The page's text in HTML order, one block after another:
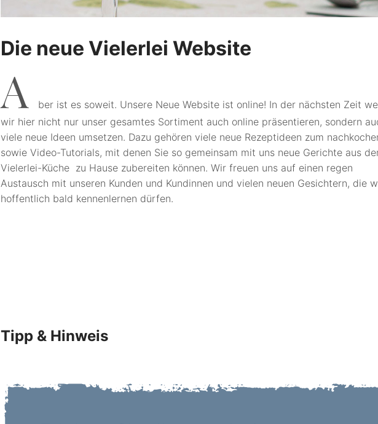
Die neue Vielerlei Website
A
ber ist es soweit. Unsere Neue Website ist online! In der nächsten Zeit
wir hier nicht nur unser gesamtes Sortiment auch online präsentieren, sondern
viele neue Ideen umsetzen. Dazu gehören viele neue Rezeptideen zum
sowie Video-Tutorials, mit denen Sie so gemeinsam mit uns neue Gerichte aus
Vielerlei-Küche zu Hause zubereiten können. Wir freuen uns auf einen regen
Austausch mit unseren Kunden und Kundinnen und vielen neuen Gesichtern, die
hoffentlich bald kennenlernen dürfen.
Tipp & Hinweis